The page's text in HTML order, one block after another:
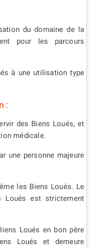
du domaine de la
pour les parcours
à une utilisation type
:
des Biens Loués, et
médicale.
une personne majeure
les Biens Loués. Le
Loués est strictement
Loués en bon père
Loués et demeure